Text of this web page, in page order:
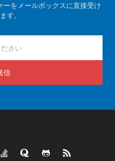
をメールボックスに直接受け
す。
信